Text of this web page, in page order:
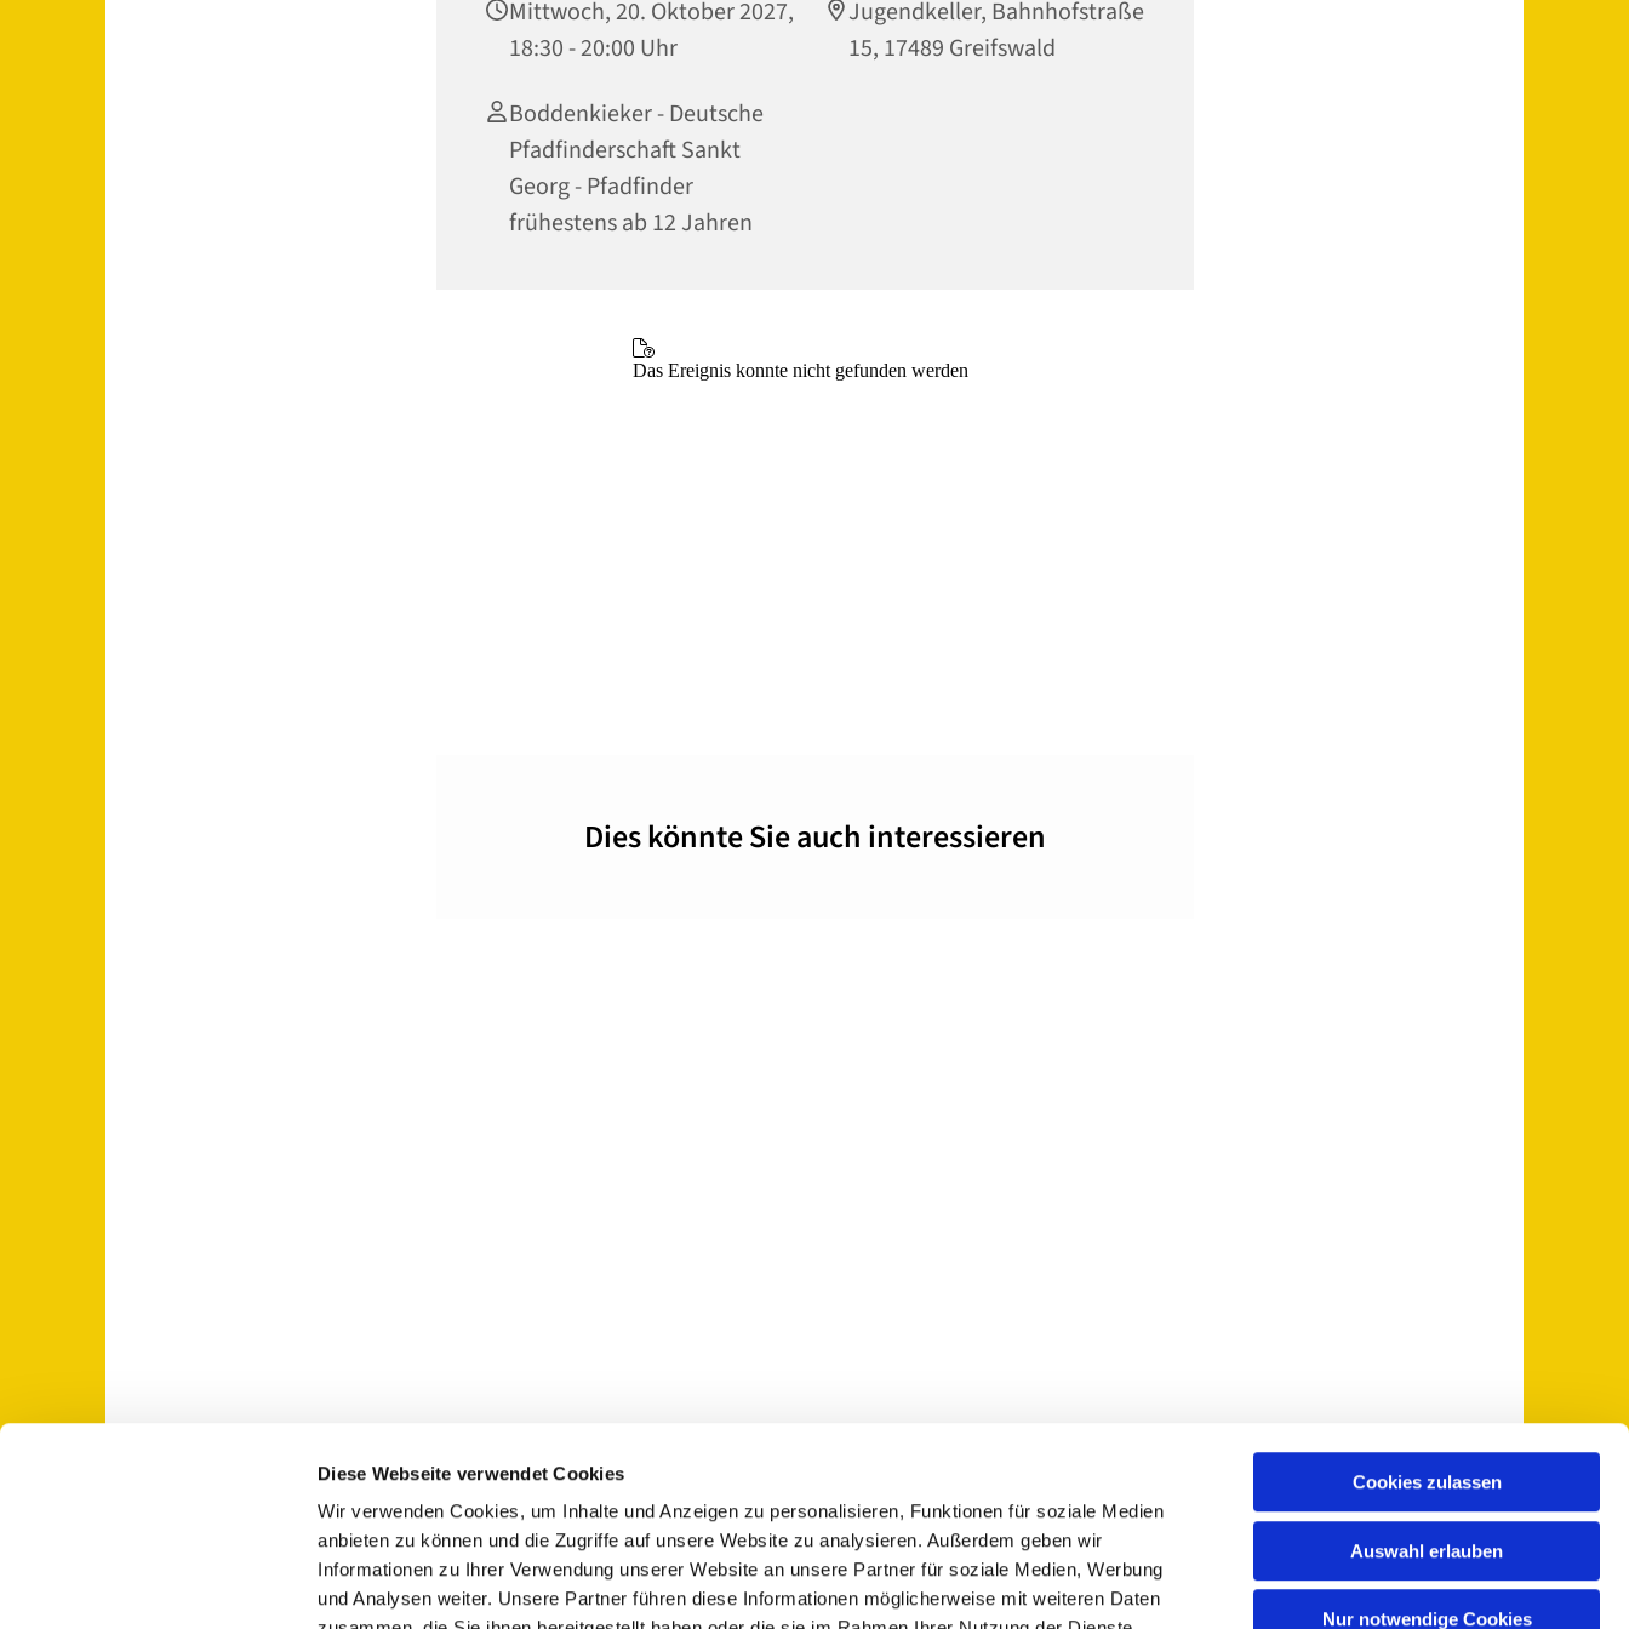
Diese Webseite verwendet Cookies
Wir verwenden Cookies, um Inhalte und Anzeigen zu personalisieren, Funktionen für soziale Medien
anbieten zu können und die Zugriffe auf unsere Website zu analysieren. Außerdem geben wir
Informationen zu Ihrer Verwendung unserer Website an unsere Partner für soziale Medien, Werbung
und Analysen weiter. Unsere Partner führen diese Informationen möglicherweise mit weiteren Daten
Cookies zulassen
Auswahl erlauben
Nur notwendige Cookies
Mittwoch, 20. Oktober 2027,
18:30 - 20:00 Uhr
Jugendkeller, Bahnhofstraße
15, 17489 Greifswald
Boddenkieker - Deutsche
Pfadfinderschaft Sankt
Georg - Pfadfinder
frühestens ab 12 Jahren
Dies könnte Sie auch interessieren
St. Otto: Katholische Kirche Usedom-Anklam-Greifswald · Bahnhofstr. 15, 17489 Greifswald+49 3834 5735-0
pfarramt@sankt-otto.de
Kontaktinformationen
Impressum
Hinweisgebersystem